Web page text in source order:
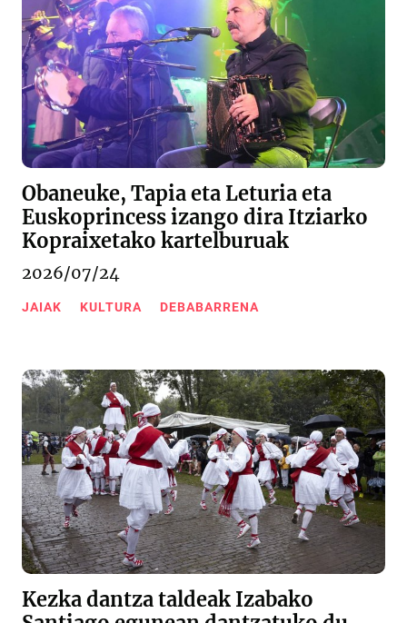
Obaneuke, Tapia eta Leturia eta
Euskoprincess izango dira Itziarko
Kopraixetako kartelburuak
2026/07/24
JAIAK KULTURA DEBABARRENA
Kezka dantza taldeak Izabako